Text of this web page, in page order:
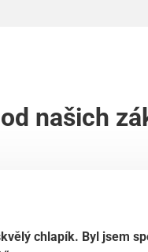
našich
chlapík. Byl jsem